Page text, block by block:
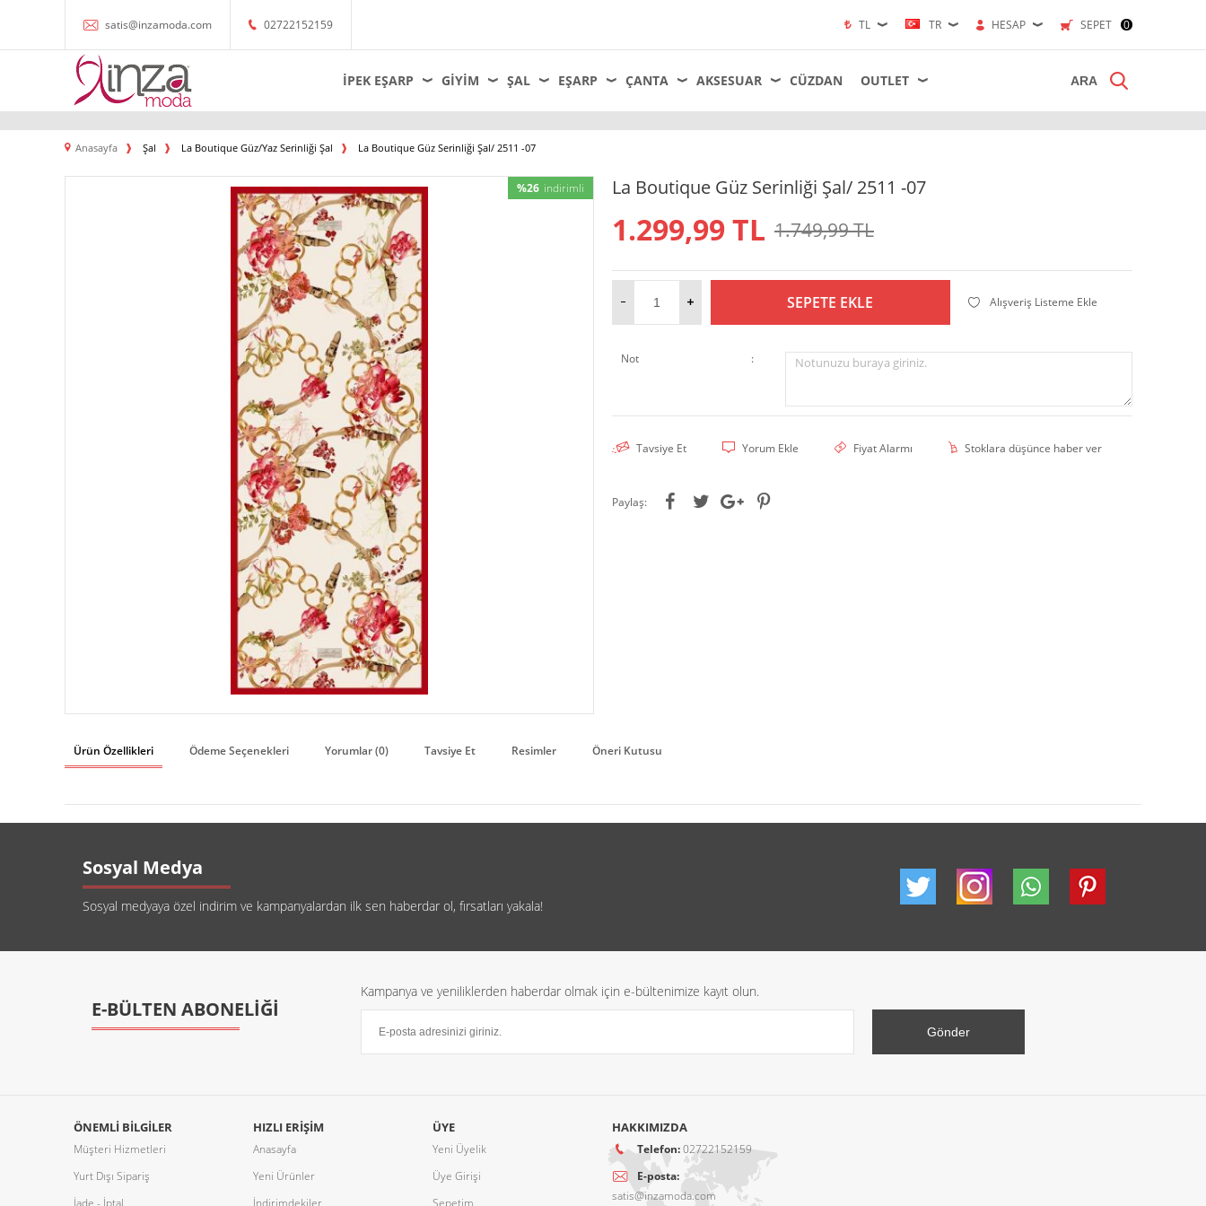
satis@inzamoda.com 02722152159 SEPET 0
HESAP
TR
TL
İPEK EŞARP GIYIM ŞAL EŞARP ÇANTA AKSESUAR CÜZDAN OUTLET
Anasayfa Şal La Boutique Güz/Yaz Serinliği Şal La Boutique Güz Serinliği Şal/ 2511 -07
%26 indirimli La Boutique Güz Serinliği Şal/ 2511 -07
1.299,99TL 1.749,99TL
SEPETE EKLE Alışveriş Listeme Ekle
Not : Notunuzu buraya giriniz.
Tavsiye Et Yorum Ekle Fiyat Alarmı Stoklara düşünce haber ver
Paylaş:
Ürün Özellikleri Ödeme Seçenekleri Yorumlar (0) Tavsiye Et Resimler Öneri Kutusu
Sosyal Medya
Sosyal medyaya özel indirim ve kampanyalardan ilk sen haberdar ol, fırsatları yakala!
E-BÜLTEN ABONELİĞİ
Kampanya ve yeniliklerden haberdar olmak için e-bültenimize kayıt olun.
ÖNEMLI BILGILER
Müşteri Hizmetleri
Yurt Dışı Sipariş
İade - İptal
HIZLI ERIŞIM
Anasayfa
Yeni Ürünler
İndirimdekiler
ÜYE
Yeni Üyelik
Üye Girişi
Sepetim
HAKKIMIZDA
Telefon:02722152159
E-posta:
satis@inzamoda.com